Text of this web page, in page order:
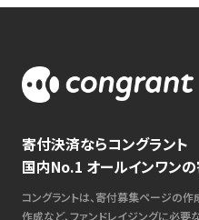
寄付決済ならコングラント
国内No.1 オールインワン
コングラントは、寄付募集ページの作
作成など、ファンドレイジングに必